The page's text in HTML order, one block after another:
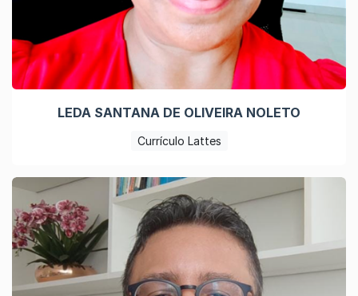
LEDA SANTANA DE OLIVEIRA NOLETO
Currículo Lattes